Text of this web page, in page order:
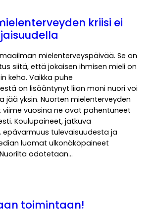
kriisi ei
maailman mielenterveyspäivää. Se on
siitä, että jokaisen ihmisen mieli on
keho. Vaikka puhe
on lisääntynyt liian moni nuori voi
jää yksin. Nuorten mielenterveyden
vuosina ne ovat pahentuneet
Koulupaineet, jatkuva
epävarmuus tulevaisuudesta ja
luomat ulkonäköpaineet
odotetaan…
toimintaan!